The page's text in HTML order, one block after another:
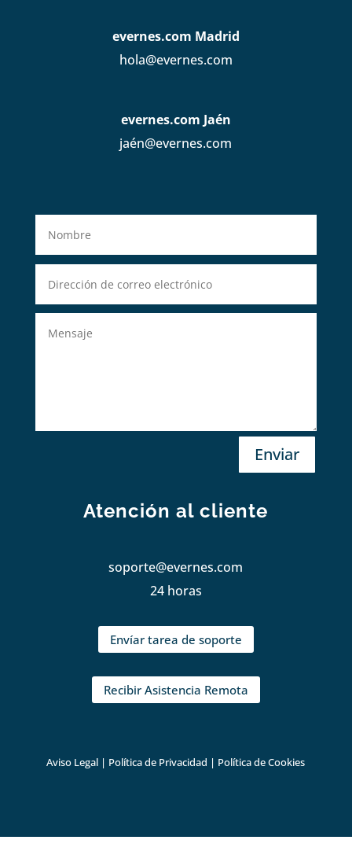
evernes.com Madrid
hola@evernes.com
evernes.com Jaén
jaén@evernes.com
Enviar
Atención al cliente
soporte@evernes.com
24 horas
Envíar tarea de soporte
Recibir Asistencia Remota
Aviso Legal | Política de Privacidad | Política de Cookies